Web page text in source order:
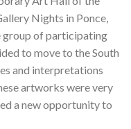
Nights in Ponce,
group of participating
to move to the South
and interpretations
artworks were very
a new opportunity to